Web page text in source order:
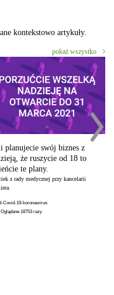
kontekstowo artykuły.
pokaż wszystko
planujecie swój biznes z
że ruszycie od 18 to
te plany.
z rady medycznej przy kancelarii
Covid-19-koronawirus
Oglądane 18753 razy